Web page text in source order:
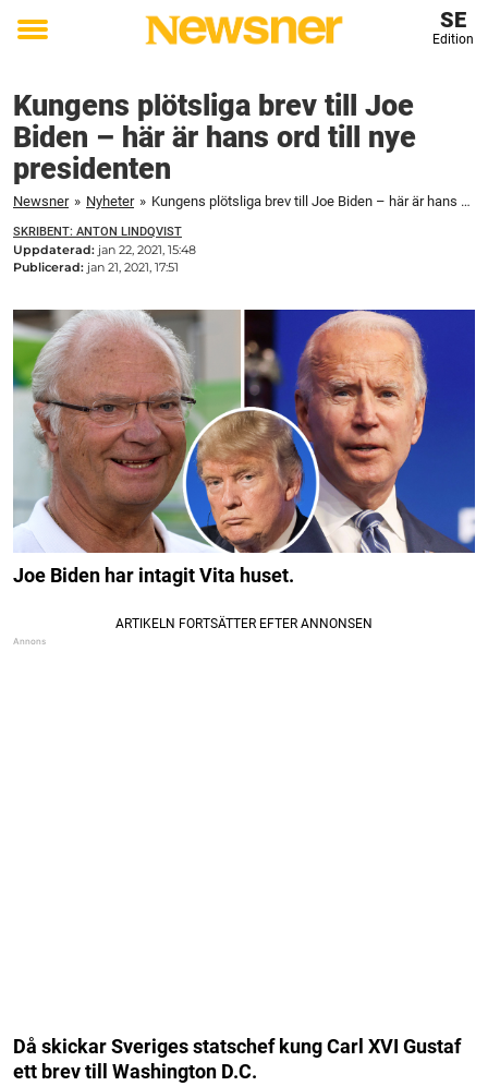
Toggle
SE
Edition
Kungens plötsliga brev till Joe
Biden – här är hans ord till nye
presidenten
Newsner » Nyheter » Kungens plötsliga brev till Joe Biden – här är hans ord till nye presidenten
SKRIBENT: ANTON LINDQVIST
Uppdaterad: jan 22, 2021, 15:48
Publicerad: jan 21, 2021, 17:51
Joe Biden har intagit Vita huset.
Då skickar Sveriges statschef kung Carl XVI Gustaf
ett brev till Washington D.C.